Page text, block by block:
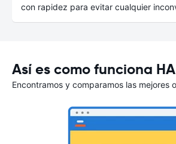
con rapidez para evitar cualquier
Así es como funciona
Encontramos y comparamos las mejores